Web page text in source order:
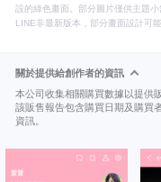
設的綠色畫面。部分圖片僅供主題
LINE非最新版本，部分畫面設計可
關於提供給創作者的資訊
本公司收集相關購買數據以提供
該販售報告包含購買日期及購買
資訊。